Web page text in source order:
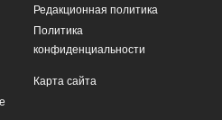
Редакционная политика
Политика
конфиденциальности
Карта сайта